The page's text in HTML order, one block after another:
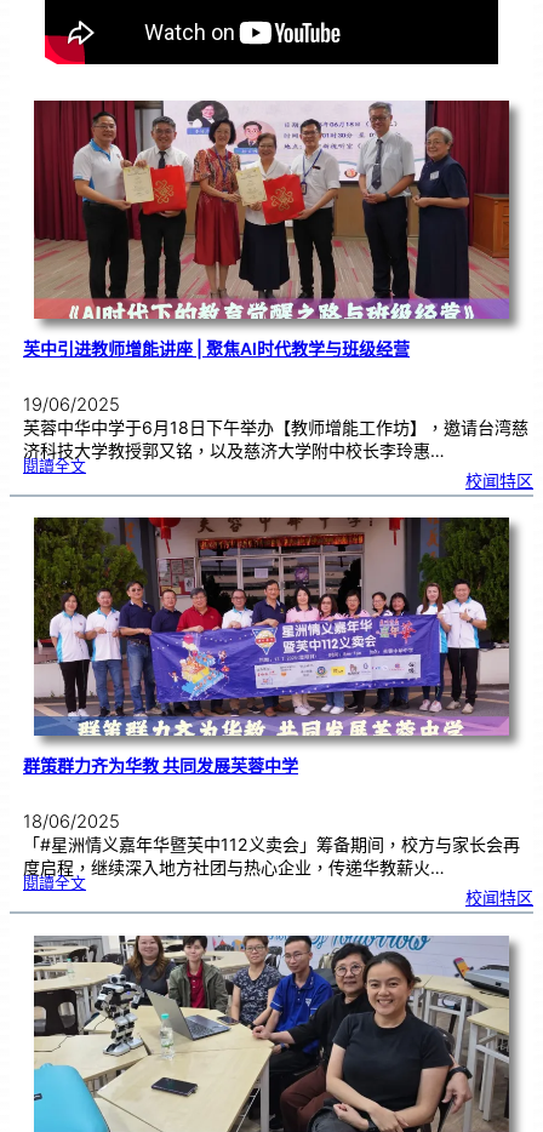
芙中引进教师增能讲座 | 聚焦AI时代教学与班级经营
19/06/2025
芙蓉中华中学于6月18日下午举办【教师增能工作坊】，邀请台湾慈
济科技大学教授郭又铭，以及慈济大学附中校长李玲惠…
閱讀全文:芙
进
师
增
能
讲
座
|聚
焦
A
I时
代
教
学
与
班
级
经
营
校闻特区
群策群力齐为华教 共同发展芙蓉中学
18/06/2025
「#星洲情义嘉年华暨芙中112义卖会」筹备期间，校方与家长会再
度启程，继续深入地方社团与热心企业，传递华教薪火…
閱讀全文:群
群
力
为
华
教
共
同
发
展
芙
蓉
中
学
校闻特区